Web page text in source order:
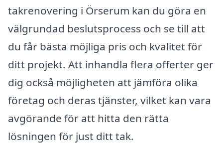
takrenovering i Örserum kan du göra en
välgrundad beslutsprocess och se till att
du får bästa möjliga pris och kvalitet för
ditt projekt. Att inhandla flera offerter ger
dig också möjligheten att jämföra olika
företag och deras tjänster, vilket kan vara
avgörande för att hitta den rätta
lösningen för just ditt tak.